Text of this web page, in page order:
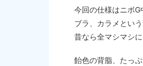
今回の仕様はニボ
ブラ、カラメとい
昔なら全マシマシ
飴色の背脂、たっ